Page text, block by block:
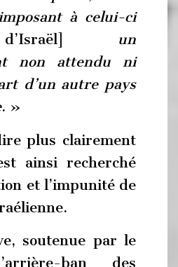
à celui-ci
un
non attendu ni
d’un autre pays
. »
plus clairement
ainsi recherché
et l’impunité de
soutenue par le
ban des